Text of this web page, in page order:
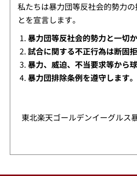
私たちは暴力団等反社会的勢力
とを宣言します。
暴力団等反社会的勢力と一切
試合に関する不正行為は断固拒
暴力、威迫、不当要求等から
暴力団排除条例を遵守します。
東北楽天ゴールデンイーグルス